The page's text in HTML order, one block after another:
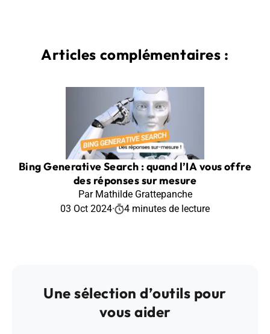
Articles complémentaires :
Bing Generative Search : quand l’IA vous offre
des réponses sur mesure
Par Mathilde Grattepanche
03 Oct 2024· 4 minutes de lecture
Une sélection d’outils pour
vous aider